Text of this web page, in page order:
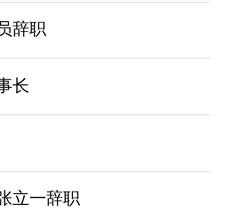
辞职
长
立一辞职